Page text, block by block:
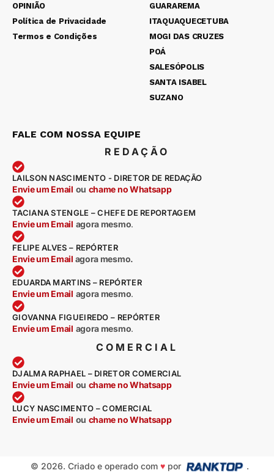
OPINIÃO
Política de Privacidade
Termos e Condições
GUARAREMA
ITAQUAQUECETUBA
MOGI DAS CRUZES
POÁ
SALESÓPOLIS
SANTA ISABEL
SUZANO
FALE COM NOSSA EQUIPE
REDAÇÃO
LAILSON NASCIMENTO - DIRETOR DE REDAÇÃO
Envie um Email ou chame no Whatsapp
TACIANA STENGLE – CHEFE DE REPORTAGEM
Envie um Email agora mesmo.
FELIPE ALVES – REPÓRTER
Envie um Email agora mesmo.
EDUARDA MARTINS – REPÓRTER
Envie um Email agora mesmo.
GIOVANNA FIGUEIREDO – REPÓRTER
Envie um Email agora mesmo.
COMERCIAL
DJALMA RAPHAEL – DIRETOR COMERCIAL
Envie um Email ou chame no Whatsapp
LUCY NASCIMENTO – COMERCIAL
Envie um Email ou chame no Whatsapp
© 2026. Criado e operado com ♥por .